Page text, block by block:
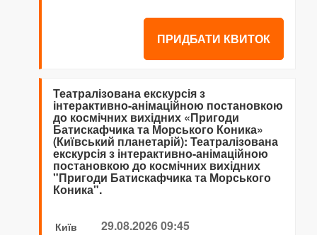
ПРИДБАТИ КВИТОК
Театралізована екскурсія з
інтерактивно-анімаційною постановкою
до космічних вихідних «Пригоди
Батискафчика та Морського Коника»
(Київський планетарій): Театралізована
екскурсія з інтерактивно-анімаційною
постановкою до космічних вихідних
"Пригоди Батискафчика та Морського
Коника".
Київ 29.08.2026 09:45